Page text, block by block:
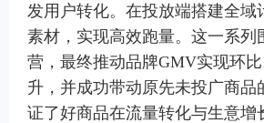
发用户转化。在投放端搭建全域
素材，实现高效跑量。这一系列
营，最终推动品牌GMV实现环
升，并成功带动原先未投广商品
证了好商品在流量转化与生意增